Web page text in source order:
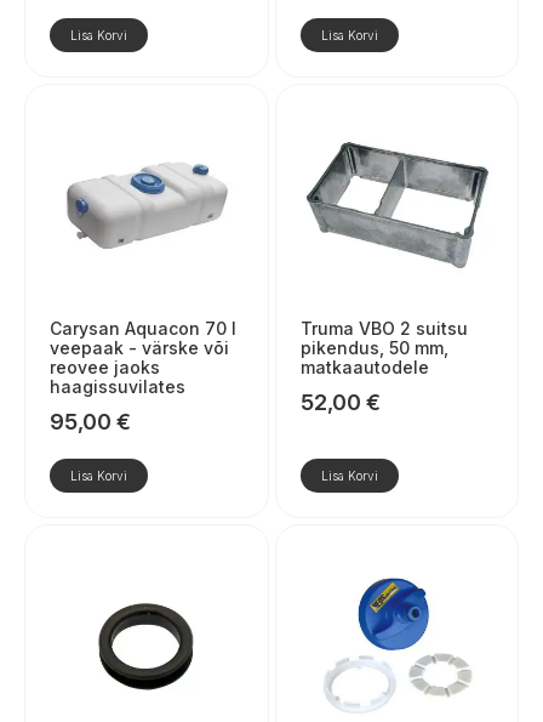
Lisa Korvi Lisa Korvi
Carysan Aquacon 70 l
veepaak - värske või
reovee jaoks
haagissuvilates
95,00 €
Lisa Korvi
Truma VBO 2 suitsu
pikendus, 50 mm,
matkaautodele
52,00 €
Lisa Korvi